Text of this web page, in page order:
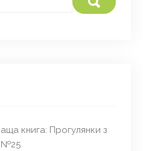
книга: Прогулянки з
№25